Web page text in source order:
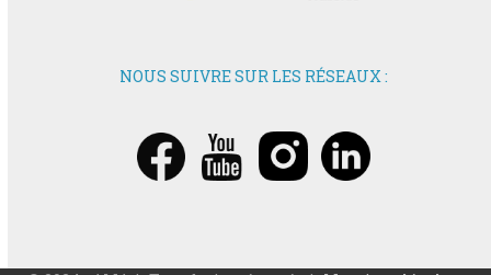
NOUS SUIVRE SUR LES RÉSEAUX :